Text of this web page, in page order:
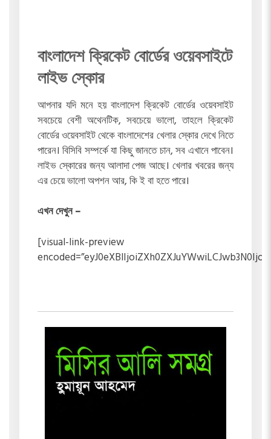
বাংলাদেশ ক্রিকেট বোর্ডের ওয়েবসাইটে
লাইভ স্কোর
আপনার যদি মনে হয় বাংলাদেশ ক্রিকেট বোর্ডের ওয়েবসাইট
সবচেয়ে বেশী অথেনটিক, সবচেয়ে ভালো, তাহলে ক্রিকেট
বোর্ডের ওয়েবসাইট থেকে বাংলাদেশের খেলার স্কোর দেখে নিতে
পারেন। বিসিবি সম্পর্কে যা কিছু জানতে চান, সব এখানে পাবেন।
লাইভ স্কোরের জন্য আলাদা পেজ আছে। খেলার খবরের জন্য
এর চেয়ে ভালো অপশন আর, কি ই বা হতে পারে।
এখন দেখুন –
[visual-link-preview